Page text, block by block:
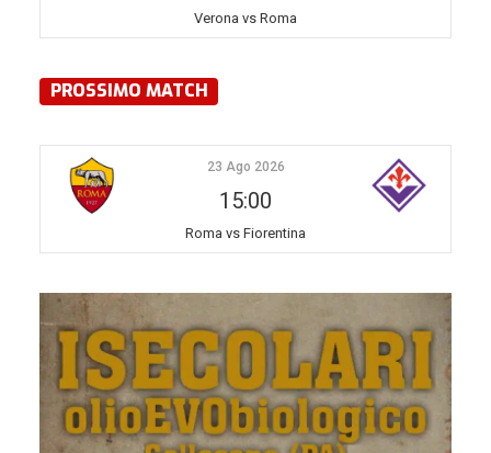
Verona vs Roma
PROSSIMO MATCH
23 Ago 2026
15:00
Roma vs Fiorentina